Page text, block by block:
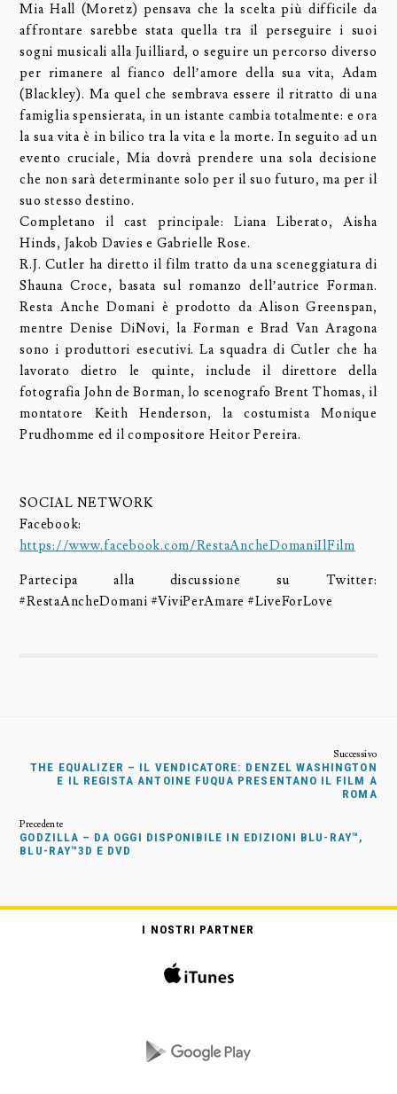
Mia Hall (Moretz) pensava che la scelta più difficile da
affrontare sarebbe stata quella tra il perseguire i suoi
sogni musicali alla Juilliard, o seguire un percorso diverso
per rimanere al fianco dell’amore della sua vita, Adam
(Blackley). Ma quel che sembrava essere il ritratto di una
famiglia spensierata, in un istante cambia totalmente: e ora
la sua vita è in bilico tra la vita e la morte. In seguito ad un
evento cruciale, Mia dovrà prendere una sola decisione
che non sarà determinante solo per il suo futuro, ma per il
suo stesso destino.
Completano il cast principale: Liana Liberato, Aisha
Hinds, Jakob Davies e Gabrielle Rose.
R.J. Cutler ha diretto il film tratto da una sceneggiatura di
Shauna Croce, basata sul romanzo dell’autrice Forman.
Resta Anche Domani è prodotto da Alison Greenspan,
mentre Denise DiNovi, la Forman e Brad Van Aragona
sono i produttori esecutivi. La squadra di Cutler che ha
lavorato dietro le quinte, include il direttore della
fotografia John de Borman, lo scenografo Brent Thomas, il
montatore Keith Henderson, la costumista Monique
Prudhomme ed il compositore Heitor Pereira.
SOCIAL NETWORK
Facebook:
https://www.facebook.com/RestaAncheDomaniIlFilm
Partecipa alla discussione su Twitter:
#RestaAncheDomani #ViviPerAmare #LiveForLove
THE EQUALIZER – IL VENDICATORE: DENZEL WASHINGTON
E IL REGISTA ANTOINE FUQUA PRESENTANO IL FILM A
ROMA
GODZILLA – DA OGGI DISPONIBILE IN EDIZIONI BLU-RAY™,
BLU-RAY™3D E DVD
I NOSTRI PARTNER